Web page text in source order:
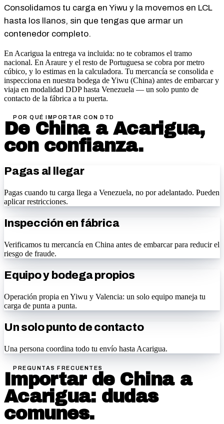
Consolidamos tu carga en Yiwu y la movemos en LCL
hasta los llanos, sin que tengas que armar un
contenedor completo.
En Acarigua la entrega va incluida: no te cobramos el tramo
nacional. En Araure y el resto de Portuguesa se cobra por metro
cúbico, y lo estimas en la calculadora. Tu mercancía se consolida e
inspecciona en nuestra bodega de Yiwu (China) antes de embarcar y
viaja en modalidad DDP hasta Venezuela — un solo punto de
contacto de la fábrica a tu puerta.
POR QUÉ IMPORTAR CON DTD
De China aAcarigua,
con confianza.
Pagas al llegar
Pagas cuando tu carga llega a Venezuela, no por adelantado. Pueden
aplicar restricciones.
Inspección en fábrica
Verificamos tu mercancía en China antes de embarcar para reducir el
riesgo de fraude.
Equipo y bodega propios
Operación propia en Yiwu y Valencia: un solo equipo maneja tu
carga de punta a punta.
Un solo punto de contacto
Una persona coordina todo tu envío hasta Acarigua.
PREGUNTAS FRECUENTES
Importar de China a
Acarigua: dudas
comunes.